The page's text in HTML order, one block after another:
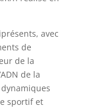
avec
de
de la
de la
sportif et